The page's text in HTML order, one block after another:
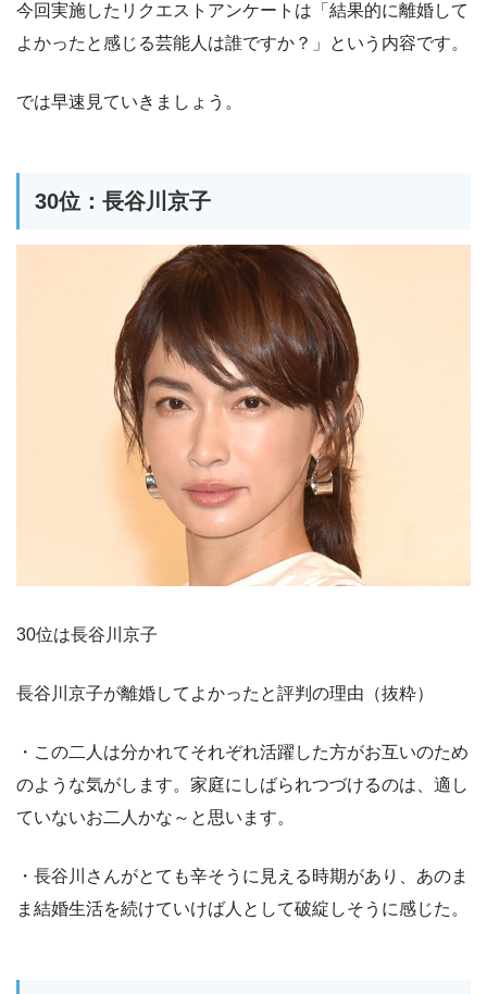
今回実施したリクエストアンケートは「結果的に離婚して
よかったと感じる芸能人は誰ですか？」という内容です。
では早速見ていきましょう。
30位：長谷川京子
30位は長谷川京子
長谷川京子が離婚してよかったと評判の理由（抜粋）
・この二人は分かれてそれぞれ活躍した方がお互いのため
のような気がします。家庭にしばられつづけるのは、適し
ていないお二人かな～と思います。
・長谷川さんがとても辛そうに見える時期があり、あのま
ま結婚生活を続けていけば人として破綻しそうに感じた。